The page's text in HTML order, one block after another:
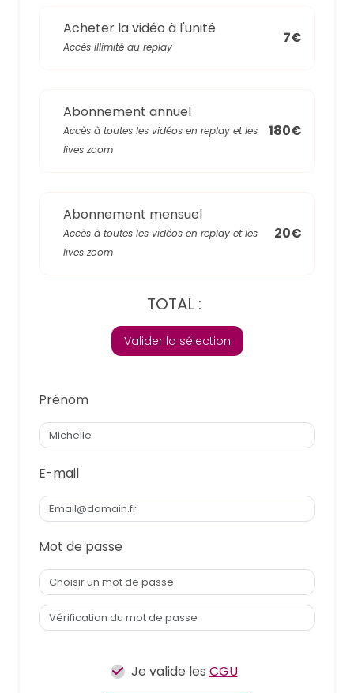
Acheter la vidéo à l'unité
Accès illimité au replay
7€
Abonnement annuel
Accès à toutes les vidéos en replay et les
lives zoom
180€
Abonnement mensuel
Accès à toutes les vidéos en replay et les
lives zoom
20€
TOTAL :
Valider la sélection
Prénom
E-mail
Mot de passe
Je valide les CGU